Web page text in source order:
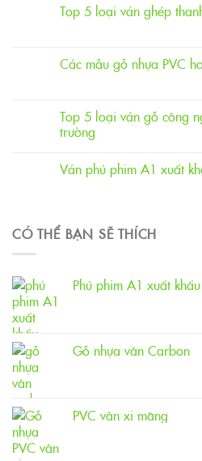
Top 5 loại ván ghép
Các mẫu gỗ nhựa PVC
Top 5 loại ván gỗ công
trường
Ván phủ phim A1 xuất
CÓ THỂ BẠN SẼ THÍCH
Phủ phim A1 xuất khẩu
Gỗ nhựa vân Carbon
PVC vân xi măng